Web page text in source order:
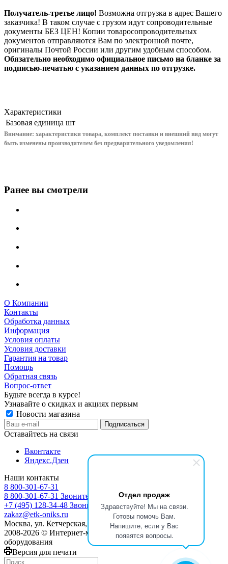
Отдел продаж
Здравствуйте! Мы на связи.
Готовы помочь Вам.
Напишите, если у Вас
появятся вопросы.
Получатель-третье лицо! Возможна отгрузка в адрес Вашего
заказчика! В таком случае с грузом идут сопроводительные
документы БЕЗ ЦЕН! Копии товаросопроводительных
документов отправляются Вам по электронной почте,
оригиналы Почтой России или другим удобным способом.
Обязательно необходимо официальное письмо на бланке за
подписью-печатью с указанием данных по отгрузке.
Характеристики
Базовая единица шт
Внимание: характеристики товара, комплект поставки и внешний вид могут
быть изменены производителем без предварительного уведомления!
Ранее вы смотрели
О Компании
Контакты
Обработка данных
Информация
Условия оплаты
Условия доставки
Гарантия на товар
Помощь
Обратная связь
Вопрос-ответ
Будьте всегда в курсе!
Узнавайте о скидках и акциях первым
Новости магазина
Оставайтесь на связи
Вконтакте
Яндекс.Дзен
Наши контакты
8 800-301-67-31
8 800-301-67-31 Звоните с 9:00 до 17:00
+7 (495) 128-34-48 Звоните с 8:30 до 17:30
zakaz@etk-oniks.ru
Москва, ул. Кетчерская,13
2008-2026 © Интернет-магазин электротехнического
оборудования
Версия для печати